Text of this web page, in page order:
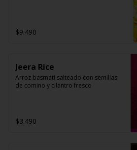
$9.490
Jeera Rice
Arroz basmati salteado con semillas
de comino y cilantro fresco
$3.490